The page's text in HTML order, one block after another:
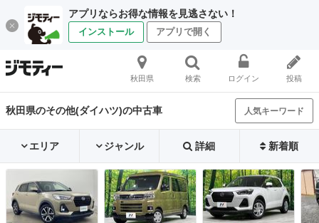
アプリならお得な情報を見逃さない！
インストール アプリで開く
秋田県 検索 ログイン 投稿
秋田県のその他(ダイハツ)の中古車 人気キーワード
エリア ジャンル 詳細 新着順